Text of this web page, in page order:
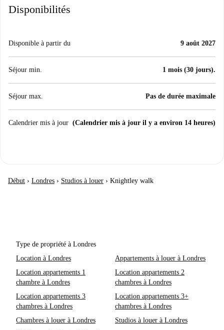
Disponibilités
Disponible à partir du 9 août 2027
Séjour min. 1 mois (30 jours).
Séjour max. Pas de durée maximale
Calendrier mis à jour (Calendrier mis à jour il y a environ 14 heures)
Début › Londres › Studios à louer › Knightley walk
Type de propriété à Londres
Location à Londres
Appartements à louer à Londres
Location appartements 1
chambre à Londres
Location appartements 2
chambres à Londres
Location appartements 3
chambres à Londres
Location appartements 3+
chambres à Londres
Chambres à louer à Londres
Studios à louer à Londres